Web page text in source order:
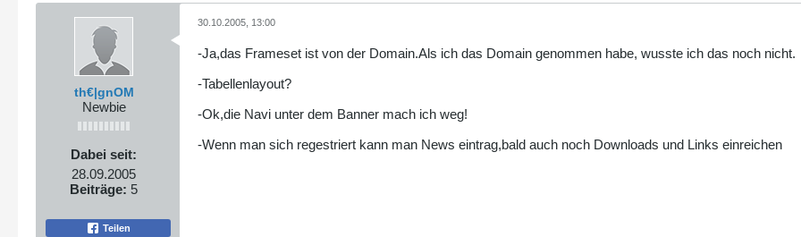
th€|gnOM
Newbie
Dabei seit:
28.09.2005
Beiträge: 5
Teilen
30.10.2005, 13:00
-Ja,das Frameset ist von der Domain.Als ich das Domain genommen habe, wusste ich das noch nicht.
-Tabellenlayout?
-Ok,die Navi unter dem Banner mach ich weg!
-Wenn man sich regestriert kann man News eintrag,bald auch noch Downloads und Links einreichen